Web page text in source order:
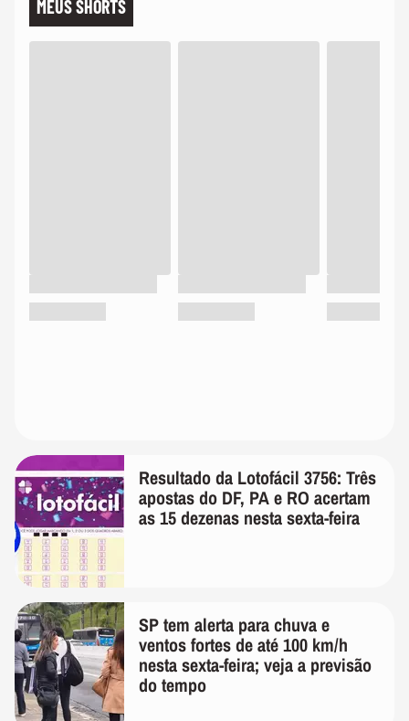
MEUS SHORTS
Resultado da Lotofácil 3756: Três
apostas do DF, PA e RO acertam
as 15 dezenas nesta sexta-feira
SP tem alerta para chuva e
ventos fortes de até 100 km/h
nesta sexta-feira; veja a previsão
do tempo